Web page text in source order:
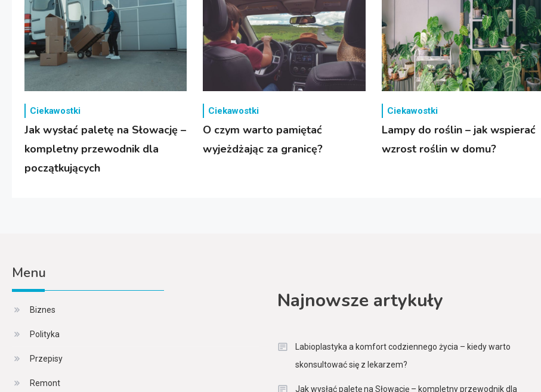
Ciekawostki
Jak wysłać paletę na Słowację –
kompletny przewodnik dla
początkujących
Ciekawostki
O czym warto pamiętać
wyjeżdżając za granicę?
Ciekawostki
Lampy do roślin – jak wspierać
wzrost roślin w domu?
Menu
Biznes
Polityka
Przepisy
Remont
Najnowsze artykuły
Labioplastyka a komfort codziennego życia – kiedy warto
skonsultować się z lekarzem?
Jak wysłać paletę na Słowację – kompletny przewodnik dla